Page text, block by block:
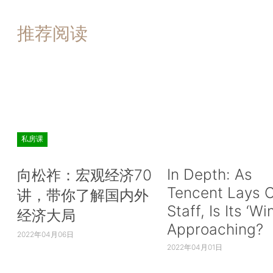
推荐阅读
私房课
向松祚：宏观经济70
讲，带你了解国内外
经济大局
2022年04月06日
In Depth: As
Tencent Lays
Staff, Is Its
Approaching?
2022年04月01日